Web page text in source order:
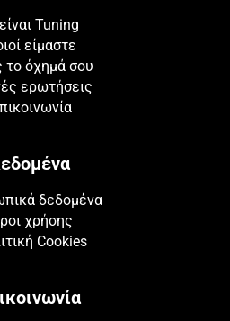
Tuning
είμαστε
το όχημά σου
ερωτήσεις
δεδομένα
χρήσης
Cookies